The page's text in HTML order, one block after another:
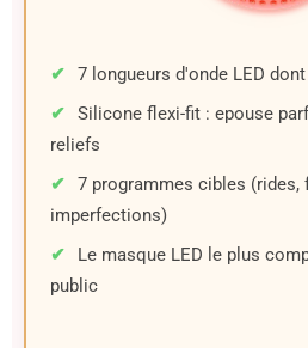
7 longueurs d'onde LED
Silicone flexi-fit : epouse
reliefs
7 programmes cibles (rides,
imperfections)
Le masque LED le plus
public